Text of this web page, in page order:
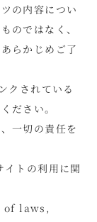
の内容につい
のではなく、
らかじめご了
クされている
ださい。
一切の責任を
トの利用に関
laws,